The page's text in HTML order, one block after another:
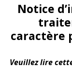
Notice
caractère
Veuillez lire